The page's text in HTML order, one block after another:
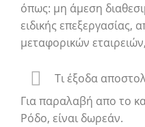
όπως: μη άμεση
ειδικής επεξεργασίας,
μεταφορικών
Τι έξοδα
Για παραλαβή απο το
Ρόδο, είναι δωρεάν.